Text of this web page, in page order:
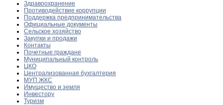
Здравоохранение
Противодействие коррупции
Поддержка предпринимательства
Официальные документы
Сельское хозяйство
Закупки и продажи
Контакты
Почетные граждане
Муниципальный контроль
ЦКО
Централизованная бухгалтерия
МУП ЖКС
Имущество и земля
Инвестору
Туризм